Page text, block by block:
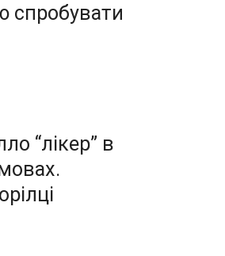
спробувати
“лікер” в